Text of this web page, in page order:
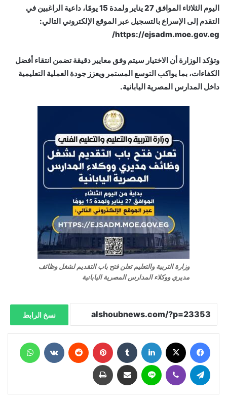
اليوم الثلاثاء الموافق 27 يناير ولمدة 15 يومًا، داعية الراغبين في
التقدم إلى الإسراع بالتسجيل عبر الموقع الإلكتروني التالي:
https://ejsadm.moe.gov.eg/
وتؤكد الوزارة أن الاختيار سيتم وفق معايير دقيقة تضمن انتقاء أفضل
الكفاءات، بما يواكب التوسع المستمر ويعزز جودة العملية التعليمية
داخل المدارس المصرية اليابانية.
وزارة التربية والتعليم تعلن فتح باب التقديم لشغل وظائف
مديري ووكلاء المدارس المصرية اليابانية
نسخ الرابط